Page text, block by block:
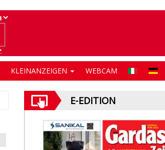
KLEINANZEIGEN WEBCAM
E-EDITION